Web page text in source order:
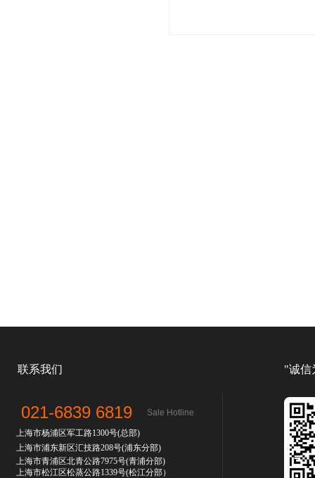
021-6839 6819
上海市杨浦区军工路1300号(总部)
上海市浦东新区汇技路208号(浦东分部)
上海市青浦区北青公路7975号(青浦分部)
上海市松江区松蒸公路1339号(松江分部）
联系我们
Sale Hotline
"诚信